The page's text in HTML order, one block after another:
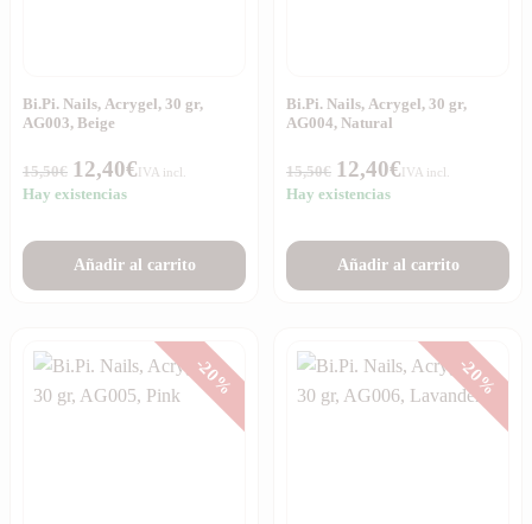
Bi.Pi. Nails, Acrygel, 30 gr,
AG003, Beige
15,50€ 12,40€ IVA incl.
Hay existencias
Añadir al carrito
Bi.Pi. Nails, Acrygel, 30 gr,
AG004, Natural
15,50€ 12,40€ IVA incl.
Hay existencias
Añadir al carrito
-20% -20%